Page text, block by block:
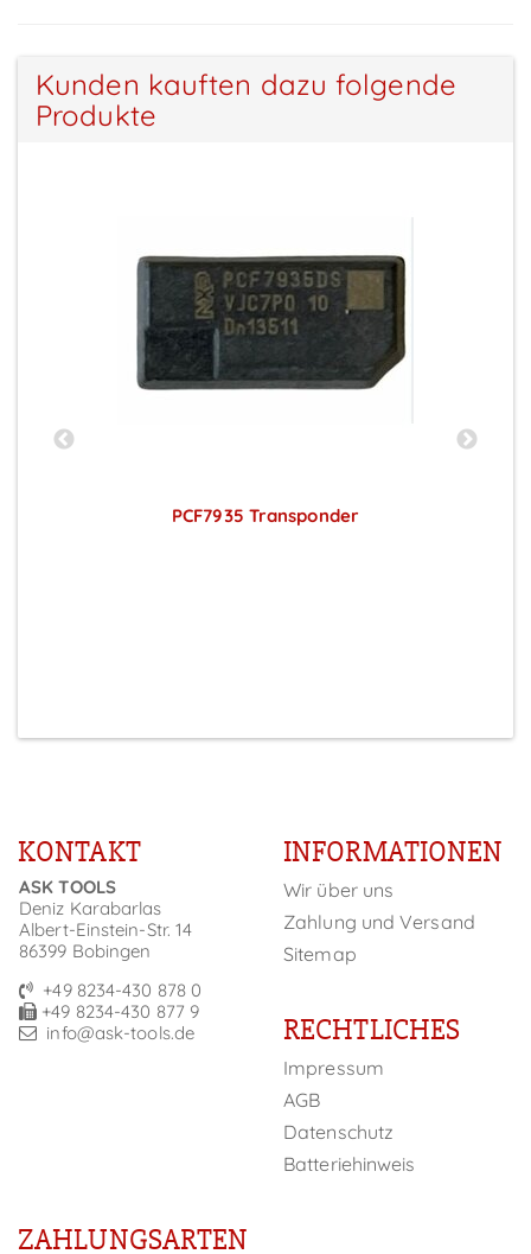
Kunden kauften dazu folgende
Produkte
PCF7935 Transponder
KONTAKT
ASK TOOLS
Deniz Karabarlas
Albert-Einstein-Str. 14
86399 Bobingen
+49 8234-430 878 0
+49 8234-430 877 9
info@ask-tools.de
INFORMATIONEN
Wir über uns
Zahlung und Versand
Sitemap
RECHTLICHES
Impressum
AGB
Datenschutz
Batteriehinweis
ZAHLUNGSARTEN